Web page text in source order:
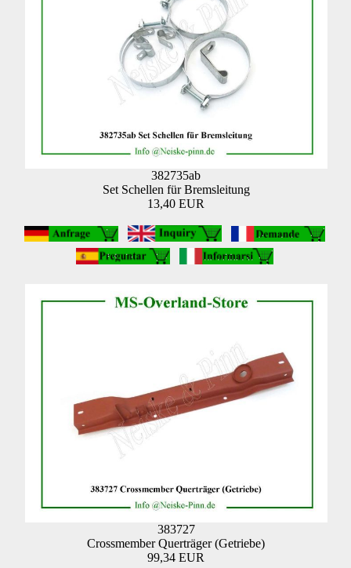
382735ab
Set Schellen für Bremsleitung
13,40 EUR
383727
Crossmember Querträger (Getriebe)
99,34 EUR